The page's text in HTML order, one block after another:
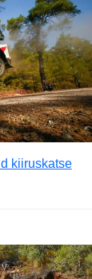
kiiruskatse